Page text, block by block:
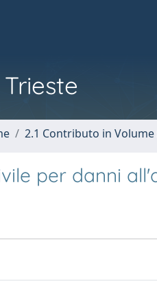
2.1 Contributo in
per danni